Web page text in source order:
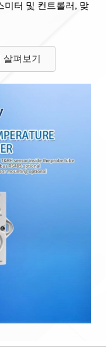
미터 및 컨트롤러, 맞
펴보기